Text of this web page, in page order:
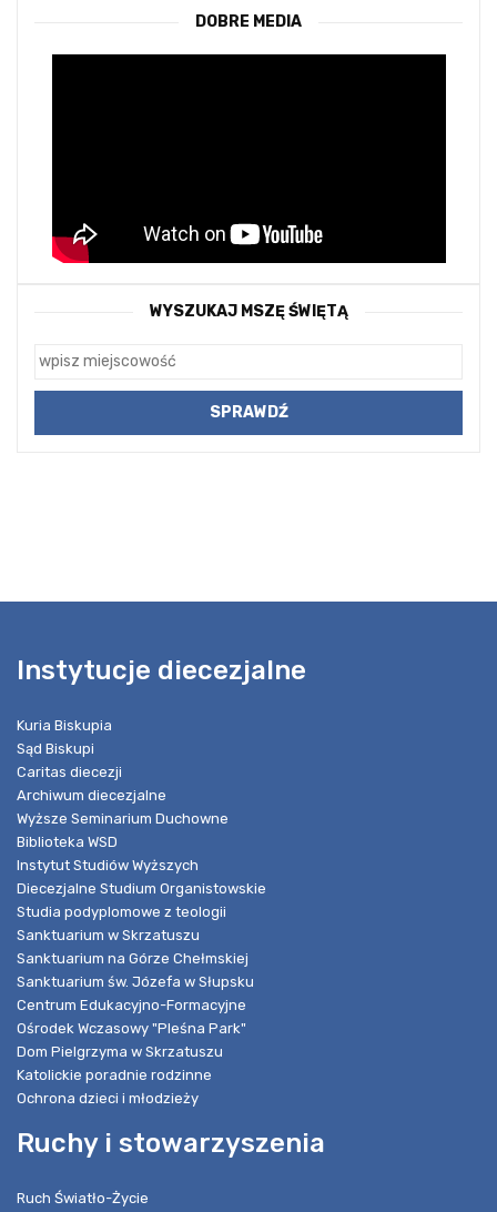
DOBRE MEDIA
WYSZUKAJ MSZĘ ŚWIĘTĄ
Instytucje diecezjalne
Kuria Biskupia
Sąd Biskupi
Caritas diecezji
Archiwum diecezjalne
Wyższe Seminarium Duchowne
Biblioteka WSD
Instytut Studiów Wyższych
Diecezjalne Studium Organistowskie
Studia podyplomowe z teologii
Sanktuarium w Skrzatuszu
Sanktuarium na Górze Chełmskiej
Sanktuarium św. Józefa w Słupsku
Centrum Edukacyjno-Formacyjne
Ośrodek Wczasowy "Pleśna Park"
Dom Pielgrzyma w Skrzatuszu
Katolickie poradnie rodzinne
Ochrona dzieci i młodzieży
Ruchy i stowarzyszenia
Ruch Światło-Życie